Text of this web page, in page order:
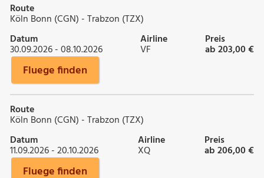
Route
Köln Bonn (CGN) - Trabzon (TZX)
Datum
30.09.2026 - 08.10.2026
Airline
VF
Preis
ab 203,00 €
Fluege finden
Route
Köln Bonn (CGN) - Trabzon (TZX)
Datum
11.09.2026 - 20.10.2026
Airline
XQ
Preis
ab 206,00 €
Fluege finden